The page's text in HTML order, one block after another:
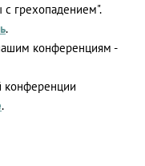
грехопадением".
.
конференциям -
.